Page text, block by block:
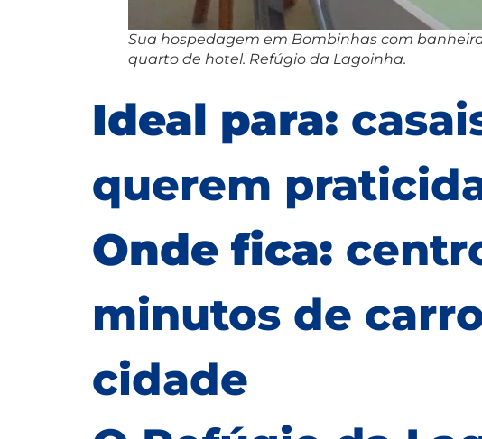
Sua hospedagem em Bombinhas com
quarto de hotel. Refúgio da Lagoinha.
Ideal para:
querem
Onde fica:
minutos de
cidade